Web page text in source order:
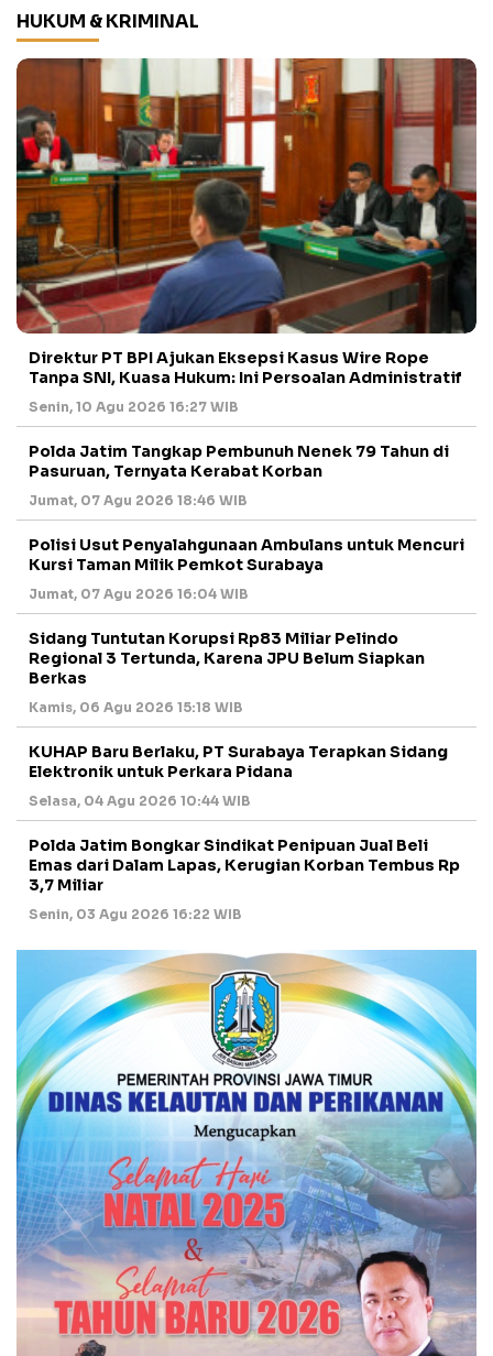
HUKUM & KRIMINAL
Direktur PT BPI Ajukan Eksepsi Kasus Wire Rope
Tanpa SNI, Kuasa Hukum: Ini Persoalan Administratif
Senin, 10 Agu 2026 16:27 WIB
Polda Jatim Tangkap Pembunuh Nenek 79 Tahun di
Pasuruan, Ternyata Kerabat Korban
Jumat, 07 Agu 2026 18:46 WIB
Polisi Usut Penyalahgunaan Ambulans untuk Mencuri
Kursi Taman Milik Pemkot Surabaya
Jumat, 07 Agu 2026 16:04 WIB
Sidang Tuntutan Korupsi Rp83 Miliar Pelindo
Regional 3 Tertunda, Karena JPU Belum Siapkan
Berkas
Kamis, 06 Agu 2026 15:18 WIB
KUHAP Baru Berlaku, PT Surabaya Terapkan Sidang
Elektronik untuk Perkara Pidana
Selasa, 04 Agu 2026 10:44 WIB
Polda Jatim Bongkar Sindikat Penipuan Jual Beli
Emas dari Dalam Lapas, Kerugian Korban Tembus Rp
3,7 Miliar
Senin, 03 Agu 2026 16:22 WIB